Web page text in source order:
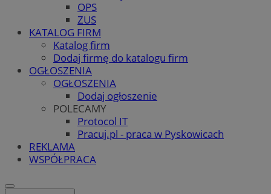
OPS
ZUS
KATALOG FIRM
Katalog firm
Dodaj firmę do katalogu firm
OGŁOSZENIA
OGŁOSZENIA
Dodaj ogłoszenie
POLECAMY
Protocol IT
Pracuj.pl - praca w Pyskowicach
REKLAMA
WSPÓŁPRACA